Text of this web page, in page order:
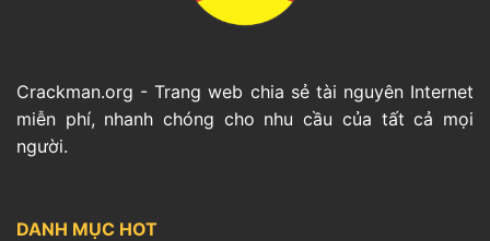
Crackman.org - Trang web chia sẻ tài nguyên Internet
miễn phí, nhanh chóng cho nhu cầu của tất cả mọi
người.
DANH MỤC HOT